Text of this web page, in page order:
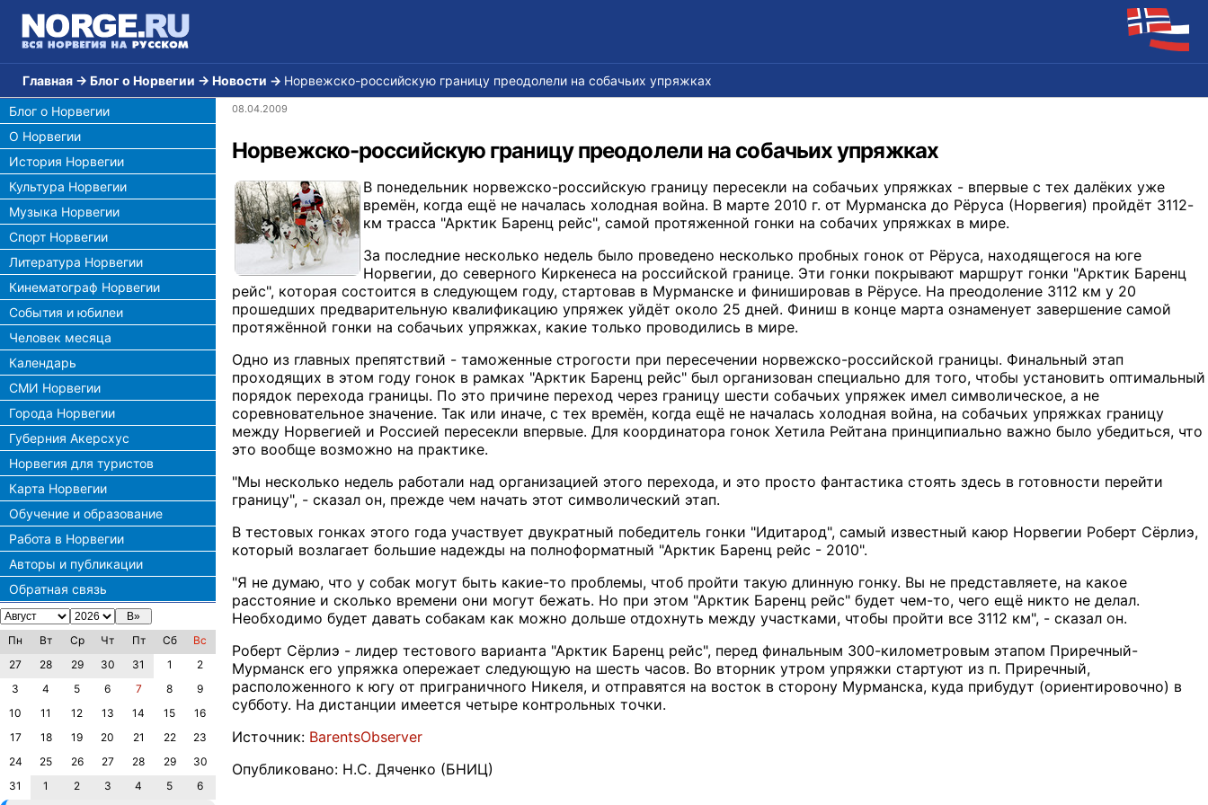
Главная → Блог о Норвегии → Новости → Норвежско-российскую границу преодолели на собачьих упряжках
Блог о Норвегии
О Норвегии
История Норвегии
Культура Норвегии
Музыка Норвегии
Спорт Норвегии
Литература Норвегии
Кинематограф Норвегии
События и юбилеи
Человек месяца
Календарь
СМИ Норвегии
Города Норвегии
Губерния Акерсхус
Норвегия для туристов
Карта Норвегии
Обучение и образование
Работа в Норвегии
Авторы и публикации
Обратная связь
Пн Вт Ср Чт Пт Сб
Вс
27
28 29 30 31 1
2
3
4 5 6 7 8
9
10
11 12 13 14 15
16
17
18 19 20 21 22
23
24
25 26 27 28 29
30
31
1 2 3 4 5 6
08.04.2009
Норвежско-российскую границу преодолели на собачьих упряжках
В понедельник норвежско-российскую границу пересекли на собачьих упряжках - впервые с тех далёких уже
времён, когда ещё не началась холодная война. В марте 2010 г. от Мурманска до Рёруса (Норвегия) пройдёт 3112-
км трасса "Арктик Баренц рейс", самой протяженной гонки на собачих упряжках в мире.
За последние несколько недель было проведено несколько пробных гонок от Рёруса, находящегося на юге
Норвегии, до северного Киркенеса на российской границе. Эти гонки покрывают маршрут гонки "Арктик Баренц
рейс", которая состоится в следующем году, стартовав в Мурманске и финишировав в Рёрусе. На преодоление 3112 км у 20
прошедших предварительную квалификацию упряжек уйдёт около 25 дней. Финиш в конце марта ознаменует завершение самой
протяжённой гонки на собачьих упряжках, какие только проводились в мире.
Одно из главных препятствий - таможенные строгости при пересечении норвежско-российской границы. Финальный этап
проходящих в этом году гонок в рамках "Арктик Баренц рейс" был организован специально для того, чтобы установить оптимальный
порядок перехода границы. По это причине переход через границу шести собачьих упряжек имел символическое, а не
соревновательное значение. Так или иначе, с тех времён, когда ещё не началась холодная война, на собачьих упряжках границу
между Норвегией и Россией пересекли впервые. Для координатора гонок Хетила Рейтана принципиально важно было убедиться, что
это вообще возможно на практике.
"Мы несколько недель работали над организацией этого перехода, и это просто фантастика стоять здесь в готовности перейти
границу", - сказал он, прежде чем начать этот символический этап.
В тестовых гонках этого года участвует двукратный победитель гонки "Идитарод", самый известный каюр Норвегии Роберт Сёрлиэ,
который возлагает большие надежды на полноформатный "Арктик Баренц рейс - 2010".
"Я не думаю, что у собак могут быть какие-то проблемы, чтоб пройти такую длинную гонку. Вы не представляете, на какое
расстояние и сколько времени они могут бежать. Но при этом "Арктик Баренц рейс" будет чем-то, чего ещё никто не делал.
Необходимо будет давать собакам как можно дольше отдохнуть между участками, чтобы пройти все 3112 км", - сказал он.
Роберт Сёрлиэ - лидер тестового варианта "Арктик Баренц рейс", перед финальным 300-километровым этапом Приречный-
Мурманск его упряжка опережает следующую на шесть часов. Во вторник утром упряжки стартуют из п. Приречный,
расположенного к югу от приграничного Никеля, и отправятся на восток в сторону Мурманска, куда прибудут (ориентировочно) в
субботу. На дистанции имеется четыре контрольных точки.
Источник: BarentsObserver
Опубликовано: Н.С. Дяченко (БНИЦ)